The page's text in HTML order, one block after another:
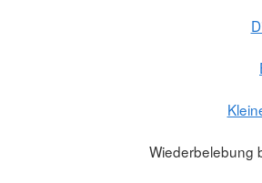
Wiederbelebung